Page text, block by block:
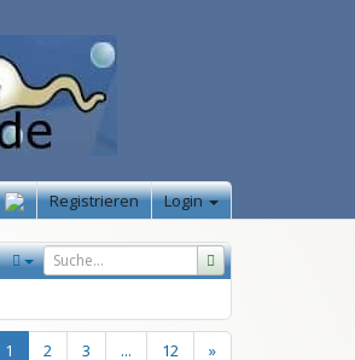
Registrieren Login
1 2 3 ... 12 »